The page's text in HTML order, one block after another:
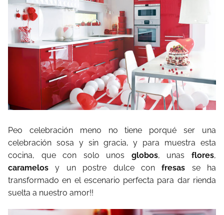
Peo celebración meno no tiene porqué ser una
celebración sosa y sin gracia, y para muestra esta
cocina, que con solo unos globos, unasflores,
caramelosy un postre dulce confresas se ha
transformado en el escenario perfecta para dar rienda
suelta a nuestro amor!!